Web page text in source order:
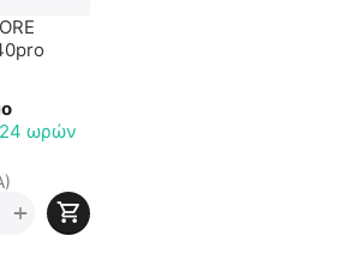
24 ωρών
+